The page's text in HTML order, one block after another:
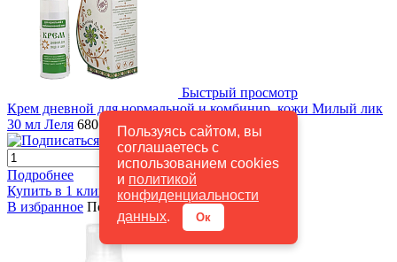
Пользуясь сайтом, вы
соглашаетесь с
использованием cookies
и политикой
конфиденциальности
данных. Ок
Быстрый просмотр
Крем дневной для нормальной и комбинир. кожи Милый лик
30 мл Леля 680 руб.
Подписаться
Подробнее
Купить в 1 клик
К сравнению
В избранное Под заказ